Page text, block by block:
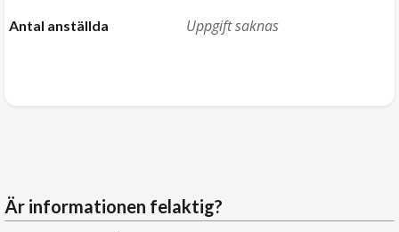
Antal anställda Uppgift saknas
Är informationen felaktig?